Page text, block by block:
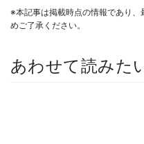
※本記事は掲載時点の情報であり
めご了承ください。
あわせて読みた